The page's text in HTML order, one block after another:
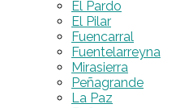
El Pardo
El Pilar
Fuencarral
Fuentelarreyna
Mirasierra
Peñagrande
La Paz